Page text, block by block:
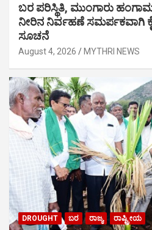
ಬರ ಪರಿಸ್ಥಿತಿ, ಮುಂಗಾರು
ನೀರಿನ ನಿರ್ವಹಣೆ ಸಮರ್ಪಕವಾಗಿ
ಸೂಚನೆ
August 4, 2026 MYTHRI NEWS
DROUGHT ಬರ ರಾಜ್ಯ ರಾಷ್ಟ್ರೀಯ